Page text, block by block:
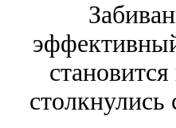
столкнулись